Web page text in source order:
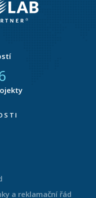
a reklamační řád